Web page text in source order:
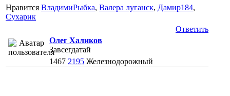
Нравится ВладимиРыбка, Валера луганск, Дамир184,
Сухарик
Ответить
Олег Халиков
Завсегдатай
1467 2195 Железнодорожный